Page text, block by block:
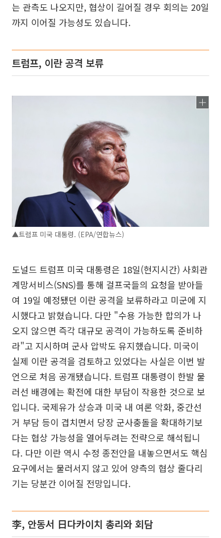
는 관측도 나오지만, 협상이 길어질 경우 회의는 20일
까지 이어질 가능성도 있습니다.
트럼프, 이란 공격 보류
▲트럼프 미국 대통령. (EPA/연합뉴스)
도널드 트럼프 미국 대통령은 18일(현지시간) 사회관
계망서비스(SNS)를 통해 걸프국들의 요청을 받아들
여 19일 예정됐던 이란 공격을 보류하라고 미군에 지
시했다고 밝혔습니다. 다만 "수용 가능한 합의가 나
오지 않으면 즉각 대규모 공격이 가능하도록 준비하
라"고 지시하며 군사 압박도 유지했습니다. 미국이
실제 이란 공격을 검토하고 있었다는 사실은 이번 발
언으로 처음 공개됐습니다. 트럼프 대통령이 한발 물
러선 배경에는 확전에 대한 부담이 작용한 것으로 보
입니다. 국제유가 상승과 미국 내 여론 악화, 중간선
거 부담 등이 겹치면서 당장 군사충돌을 확대하기보
다는 협상 가능성을 열어두려는 전략으로 해석됩니
다. 다만 이란 역시 수정 종전안을 내놓으면서도 핵심
요구에서는 물러서지 않고 있어 양측의 협상 줄다리
기는 당분간 이어질 전망입니다.
李, 안동서 日다카이치 총리와 회담